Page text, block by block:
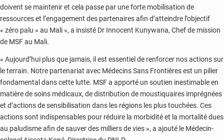
doivent se maintenir et cela passe par une forte mobilisation de
ressources et l’engagement des partenaires afin d’atteindre l’objectif
« zéro palu » au Mali », a insisté Dr Innocent Kunywana, Chef de mission
de MSF au Mali.
« Aujourd’hui plus que jamais, il est essentiel de renforcer nos actions sur
le terrain. Notre partenariat avec Médecins Sans Frontières est un pilier
fondamental dans cette lutte. MSF a apporté un soutien inestimable en
matière de soins médicaux, de distribution de moustiquaires imprégnées
et d’actions de sensibilisation dans les régions les plus touchées. Ces
actions sont indispensables pour réduire la morbidité et la mortalité dues
au paludisme afin de sauver des milliers de vies », a ajouté le Médecin-